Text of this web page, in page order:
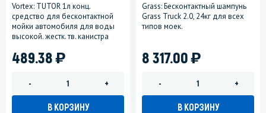
Vortex: TUTOR 1л конц.
средство для бесконтактной
мойки автомобиля для воды
высокой. жестк. тв. канистра
489.38)
- +
В КОРЗИНУ
Grass: Бесконтактный шампунь
Grass Truck 2.0, 24кг для всех
типов моек.
8 317.00)
- +
В КОРЗИНУ